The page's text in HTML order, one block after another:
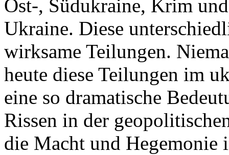
Ost-, Südukraine, Krim
Ukraine. Diese
wirksame Teilungen.
heute diese Teilungen im
eine so dramatische
Rissen in der
die Macht und Hegemonie